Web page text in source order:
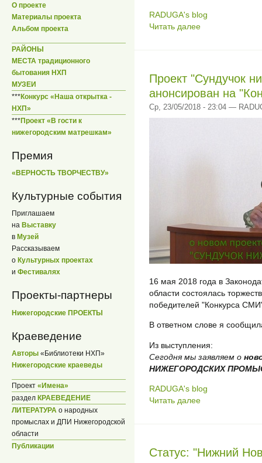
О проекте
Материалы проекта
Альбом проекта
РАЙОНЫ
МЕСТА традиционного
бытования НХП
МУЗЕИ
***Конкурс «Наша открытка -
НХП»
***Проект «В гости к
нижегородским матрешкам»
Премия
«ВЕРНОСТЬ ТВОРЧЕСТВУ»
Культурные события
Приглашаем
на Выставку
в Музей
Рассказываем
о Культурных проектах
и Фестивалях
Проекты-партнеры
Нижегородские ПРОЕКТЫ
Краеведение
Авторы «Библиотеки НХП»
Нижегородские краеведы
Проект «Имена»
раздел КРАЕВЕДЕНИЕ
ЛИТЕРАТУРА о народных
промыслах и ДПИ Нижегородской
области
Публикации
RADUGA's blog
Читать далее
Проект "Сундучок
анонсирован на
Ср, 23/05/2018 - 23:04 —
16 мая 2018 года в
области состоялась
победителей "Конкурса
В ответном слове я
Из выступления:
Сегодня мы заявляем о
НИЖЕГОРОДСКИХ
RADUGA's blog
Читать далее
Статус: "Нижний